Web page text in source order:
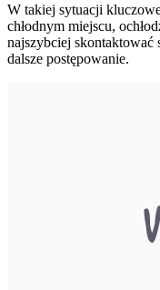
W takiej sytuacji
chłodnym miejscu,
najszybciej skontaktować
dalsze postępowanie.